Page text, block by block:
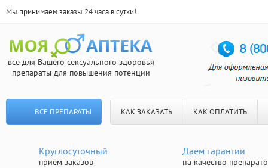
Мы принимаем заказы 24 часа в сутки!
все для Вашего сексуального здоровья
препараты для повышения потенции
ВСЕ ПРЕПАРАТЫ КАК ЗАКАЗАТЬ КАК ОПЛАТИТЬ
Круглосуточный
прием заказов
Даем гарантии
на качество